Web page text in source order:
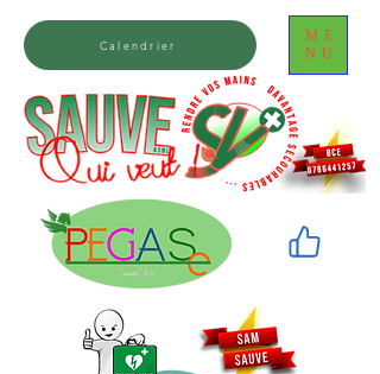
ME
NU
Calendrier